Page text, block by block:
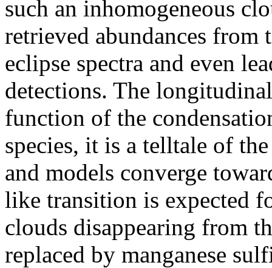
such an inhomogeneous
retrieved abundances from
eclipse spectra and even
detections. The
function of the
species, it is a telltale of
and models converge
like transition is expected
clouds disappearing from
replaced by manganese